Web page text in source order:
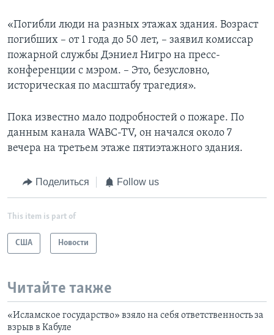
«Погибли люди на разных этажах здания. Возраст
погибших – от 1 года до 50 лет, – заявил комиссар
пожарной службы Дэниел Нигро на пресс-
конференции с мэром. – Это, безусловно,
историческая по масштабу трагедия».
Пока известно мало подробностей о пожаре. По
данным канала WABC-TV, он начался около 7
вечера на третьем этаже пятиэтажного здания.
Поделиться Follow us
This item is part of
США Новости
Читайте также
«Исламское государство» взяло на себя ответственность за
взрыв в Кабуле